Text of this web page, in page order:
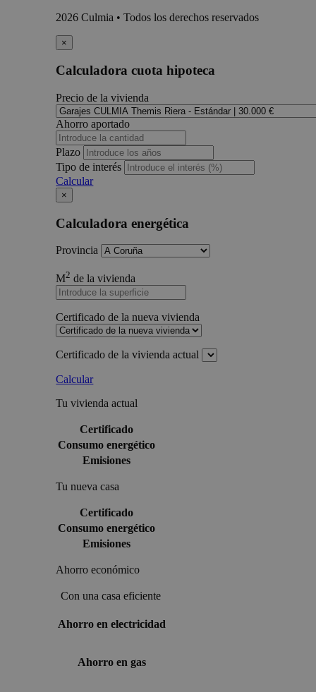
2026 Culmia • Todos los derechos reservados
×
Calculadora cuota hipoteca
Precio de la vivienda
Ahorro aportado
Plazo
Tipo de interés
Calcular
×
Calculadora energética
Provincia
M2 de la vivienda
Certificado de la nueva vivienda
Certificado de la vivienda actual
Calcular
Tu vivienda actual
Certificado
Consumo energético
Emisiones
Tu nueva casa
Certificado
Consumo energético
Emisiones
Ahorro económico
Con una casa eficiente
Ahorro en electricidad
Ahorro en gas